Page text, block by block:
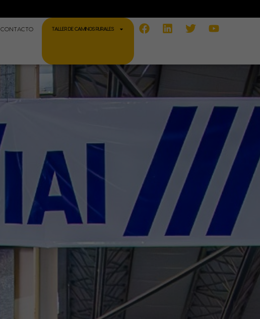
CONTACTO TALLER DE CAMINOS RURALES
Facebook
LinkedinTwitterYoutube